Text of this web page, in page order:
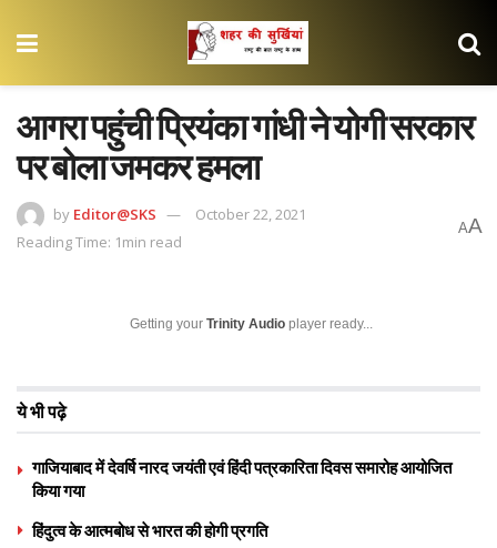
आगरा पहुंची प्रियंका गांधी ने योगी सरकार
पर बोला जमकर हमला
by Editor@SKS
October 22, 2021
Reading Time: 1min read
AA
Getting your Trinity Audio player ready...
ये भी पढ़े
गाजियाबाद में देवर्षि नारद जयंती एवं हिंदी पत्रकारिता दिवस समारोह आयोजित
किया गया
हिंदुत्व के आत्मबोध से भारत की होगी प्रगति